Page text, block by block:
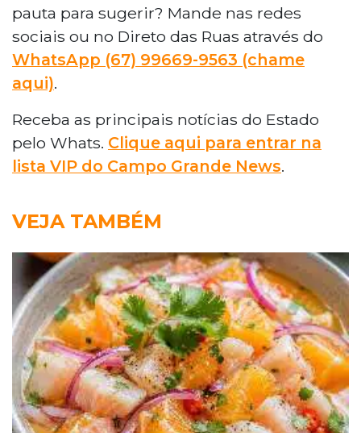
pauta para sugerir? Mande nas redes
sociais ou no Direto das Ruas através do
WhatsApp (67) 99669-9563 (chame
aqui).
Receba as principais notícias do Estado
pelo Whats. Clique aqui para entrar na
lista VIP do Campo Grande News.
VEJA TAMBÉM